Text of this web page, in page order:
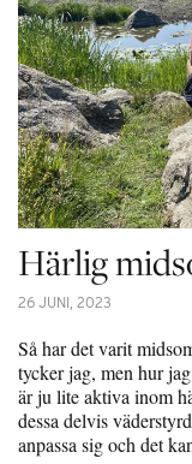
Härlig
26 JUNI, 2023
Så har det varit
tycker jag, men hur
är ju lite aktiva inom
dessa delvis
anpassa sig och det